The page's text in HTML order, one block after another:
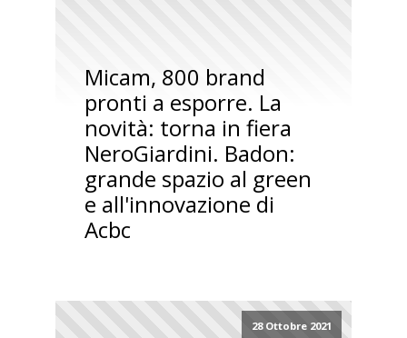
Micam, 800 brand
pronti a esporre. La
novità: torna in fiera
NeroGiardini. Badon:
grande spazio al green
e all'innovazione di
Acbc
28 Ottobre 2021